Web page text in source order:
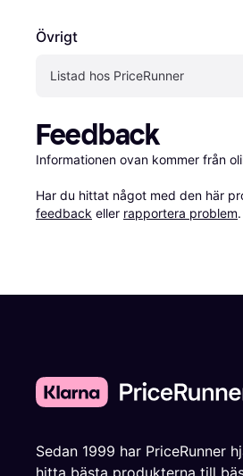
Övrigt
Listad hos PriceRunner
Feedback
Informationen ovan kommer från
Har du hittat något med den här
feedback eller rapportera problem.
Sedan 1999 har PriceRunner
hitta bästa produkterna till